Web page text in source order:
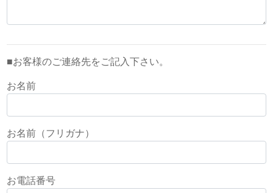
■お客様のご連絡先をご記入下さい。
お名前
お名前（フリガナ）
お電話番号